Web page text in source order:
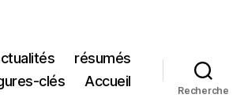
résumés
clés Accueil
Recherche